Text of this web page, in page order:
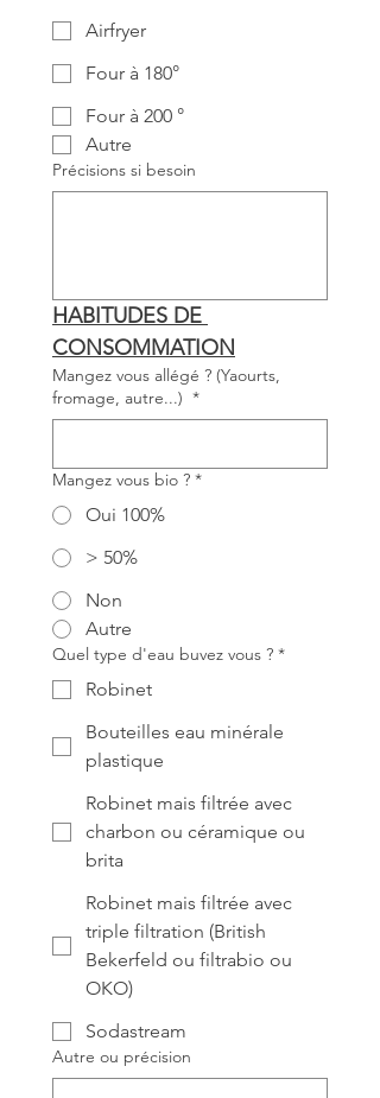
Airfryer
Four à 180°
Four à 200 °
Autre
Précisions si besoin
HABITUDES DE
CONSOMMATION
Mangez vous allégé ? (Yaourts,
fromage, autre...) *
Mangez vous bio ? *
Oui 100%
> 50%
Non
Autre
Quel type d'eau buvez vous ? *
Robinet
Bouteilles eau minérale
plastique
Robinet mais filtrée avec
charbon ou céramique ou
brita
Robinet mais filtrée avec
triple filtration (British
Bekerfeld ou filtrabio ou
OKO)
Sodastream
Autre ou précision